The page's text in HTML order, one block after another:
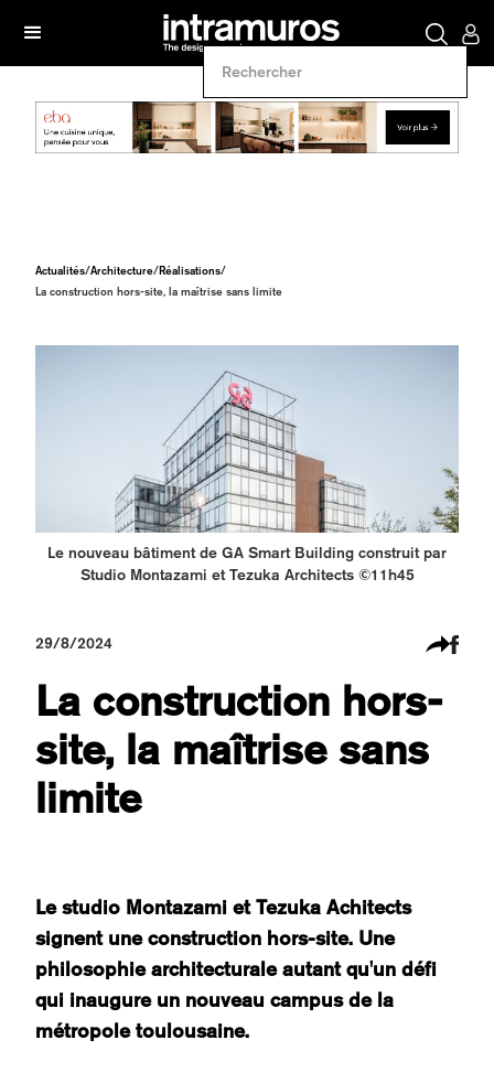
Actualités/Architecture/Réalisations/
La construction hors-site, la maîtrise sans limite
Le nouveau bâtiment de GA Smart Building construit par
Studio Montazami et Tezuka Architects ©11h45
29/8/2024
La construction hors-
site, la maîtrise sans
limite
Le studio Montazami et Tezuka Achitects
signent une construction hors-site. Une
philosophie architecturale autant qu'un défi
qui inaugure un nouveau campus de la
métropole toulousaine.